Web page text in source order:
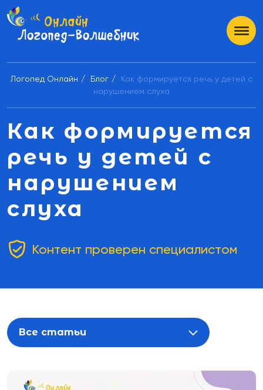
Логопед Онлайн Блог
Как формируется речь у детей с
нарушением слуха
Как формируется
речь у детей с
нарушением
слуха
Контент проверен специалистом
Все статьи